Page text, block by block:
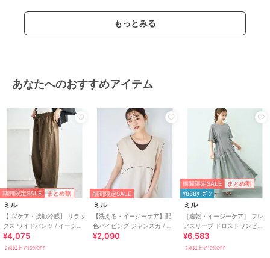
070ネイビー チェック柄、003ブラ
素材
【ブラック（ドビー）】
表地：綿80% レーヨン20%
【チェック】
表地：ポリエステル80% レーヨ
ン17% ポリウレタン3%
裏地：ポリエステル100%
商品のお取り扱い方法
お手入れ 手洗い（水温30℃以下）
ワンピースドレス
綿・コットン素材/布・キャンバ
ス / ポリエステル素材 /
レーヨ
ン素材
/
チェック
もっとみる
あなたへのおすすめアイテム
期間限定SALE まとめ割
ミル
【UVケア・接触冷感】 リラッ
クス ワイドパンツ / イージー
ケア 【mil (ミル)】
¥4,075
2点以上で10%OFF
期間限定SALE
ミル
【洗える・イージーケア】配
色パイピング ジャンスカ / ワ
ンピース 【mil (ミル)】
¥2,090
期間限定SALE まとめ割
¥888ｸｰﾎﾟﾝ
ミル
［速乾・イージーケア］ フレ
アスリーブ ドロストワンピー
ス【mil/ミル】
¥6,583
2点以上で10%OFF